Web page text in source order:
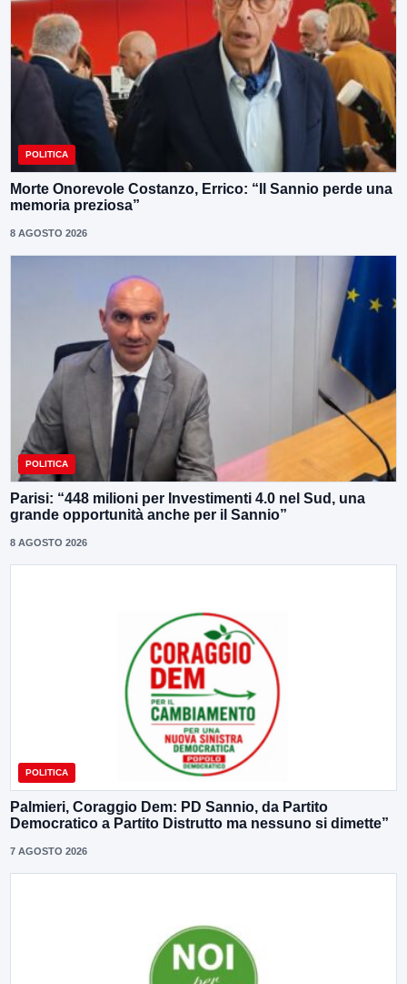
POLITICA
Morte Onorevole Costanzo, Errico: “Il Sannio perde una
memoria preziosa”
8 AGOSTO 2026
POLITICA
Parisi: “448 milioni per Investimenti 4.0 nel Sud, una
grande opportunità anche per il Sannio”
8 AGOSTO 2026
POLITICA
Palmieri, Coraggio Dem: PD Sannio, da Partito
Democratico a Partito Distrutto ma nessuno si dimette”
7 AGOSTO 2026